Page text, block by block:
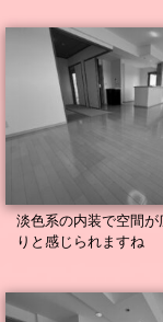
淡色系の内装で空間が
りと感じられますね